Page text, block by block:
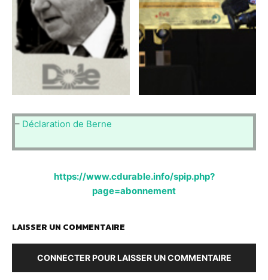
– Déclaration de Berne
https://www.cdurable.info/spip.php?
page=abonnement
LAISSER UN COMMENTAIRE
CONNECTER POUR LAISSER UN COMMENTAIRE